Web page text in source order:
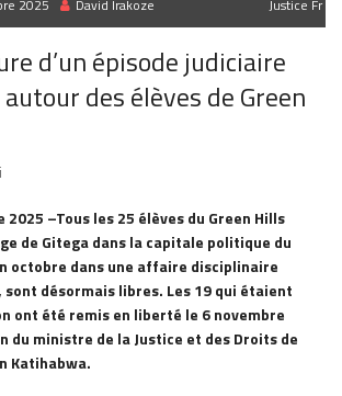
2025 David Irakoze Justice Fr
d’un épisode judiciaire
des élèves de Green
2025 –Tous les 25 élèves du Green Hills
de Gitega dans la capitale politique du
octobre dans une affaire disciplinaire
désormais libres. Les 19 qui étaient
ont été remis en liberté le 6 novembre
du ministre de la Justice et des Droits de
Katihabwa.